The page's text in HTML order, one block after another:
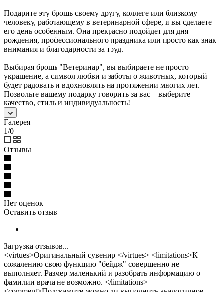
Подарите эту брошь своему другу, коллеге или близкому
человеку, работающему в ветеринарной сфере, и вы сделаете
его день особенным. Она прекрасно подойдет для дня
рождения, профессионального праздника или просто как знак
внимания и благодарности за труд.
Выбирая брошь "Ветеринар", вы выбираете не просто
украшение, а символ любви и заботы о животных, который
будет радовать и вдохновлять на протяжении многих лет.
Позвольте вашему подарку говорить за вас – выберите
качество, стиль и индивидуальность!
Галерея
1/0 —
Отзывы
Нет оценок
Оставить отзыв
Загрузка отзывов...
<virtues>Оригинальный сувенир </virtues> <limitations>К
сожалению свою функцию "бейдж" совершенно не
выполняет. Размер маленький и разобрать информацию о
фамилии врача не возможно. </limitations>